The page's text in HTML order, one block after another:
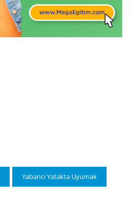
Yabancı Yatakta Uyumak